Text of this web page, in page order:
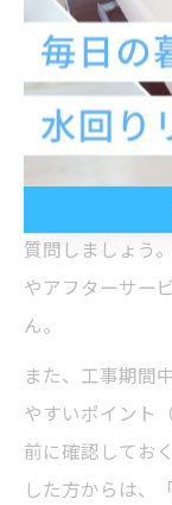
握し、どこに
しょう。その
整理します。
業者選びでは
工会社を選ぶこ
事の流れ、保証
質問しましょう
やアフターサー
ん。
また、工事期間
やすいポイント
前に確認してお
した方からは、